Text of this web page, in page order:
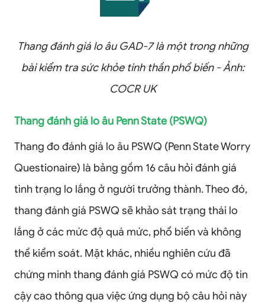
Thang đánh giá lo âu GAD-7 là một trong những
bài kiểm tra sức khỏe tinh thần phổ biến - Ảnh:
COCR UK
Thang đánh giá lo âu Penn State (PSWQ)
Thang đo đánh giá lo âu PSWQ (Penn State Worry
Questionaire) là bảng gồm 16 câu hỏi đánh giá
tình trạng lo lắng ở người trưởng thành. Theo đó,
thang đánh giá PSWQ sẽ khảo sát trạng thái lo
lắng ở các mức độ quá mức, phổ biến và không
thể kiểm soát. Mặt khác, nhiều nghiên cứu đã
chứng minh thang đánh giá PSWQ có mức độ tin
cậy cao thông qua việc ứng dụng bộ câu hỏi này